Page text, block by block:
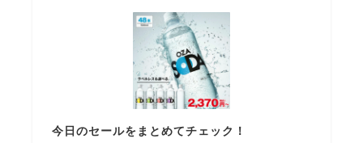
今日のセールをまとめてチェック！